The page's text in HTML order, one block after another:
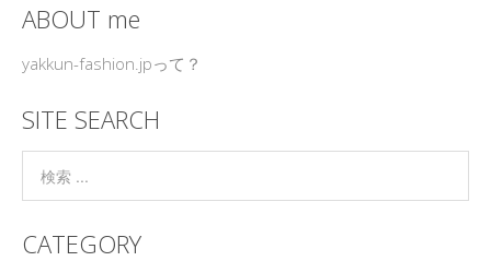
ABOUT me
yakkun-fashion.jpって？
SITE SEARCH
CATEGORY